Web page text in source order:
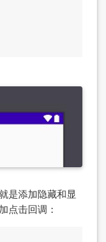
是添加隐藏和显
点击回调：